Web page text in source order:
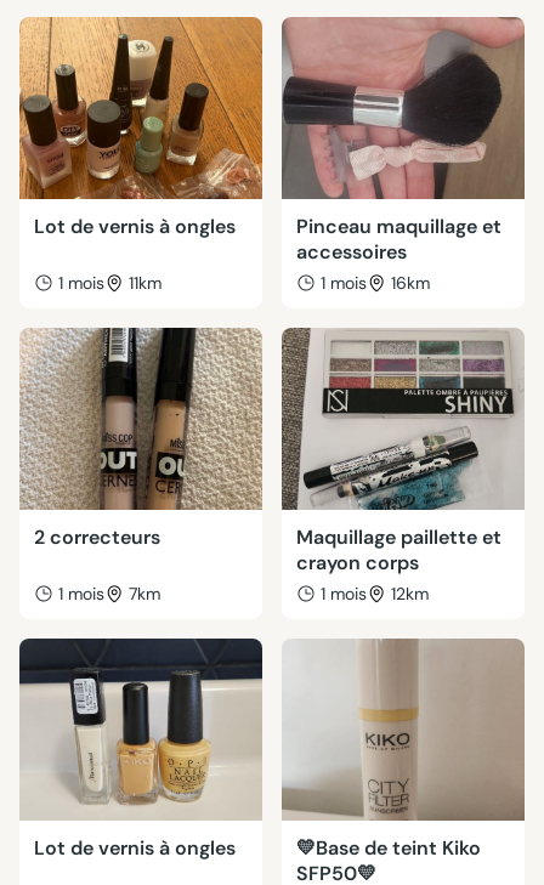
Lot de vernis à ongles
1 mois 11km
Pinceau maquillage et
accessoires
1 mois 16km
2 correcteurs
1 mois 7km
Maquillage paillette et
crayon corps
1 mois 12km
Lot de vernis à ongles
💛Base de teint Kiko
SFP50💛